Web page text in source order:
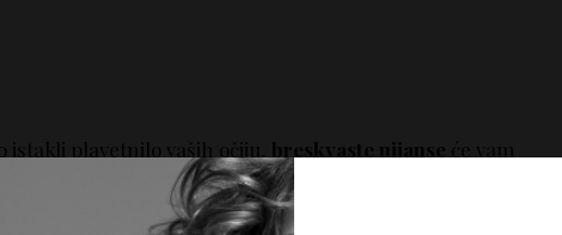
istakli plavetnilo vaših očiju, breskvaste nijanse će vam
nanosite ove boje na oči, postarajte se da one budu
kapku, a nikako na donjem, jer vas mogu učiniti da